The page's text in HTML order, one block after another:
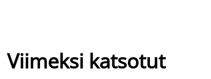
Viimeksi katsotut